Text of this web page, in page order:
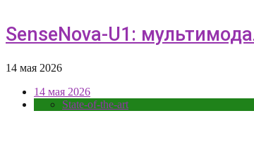
SenseNova-U1:
14 мая 2026
14 мая 2026
State-of-the-art